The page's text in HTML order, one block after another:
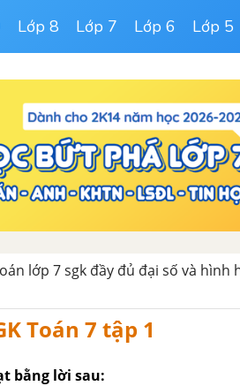
Lớp 8 Lớp 7 Lớp 6 Lớp 5
lớp 7 sgk đầy đủ đại số và hình
Toán 7 tập 1
bằng lời sau: